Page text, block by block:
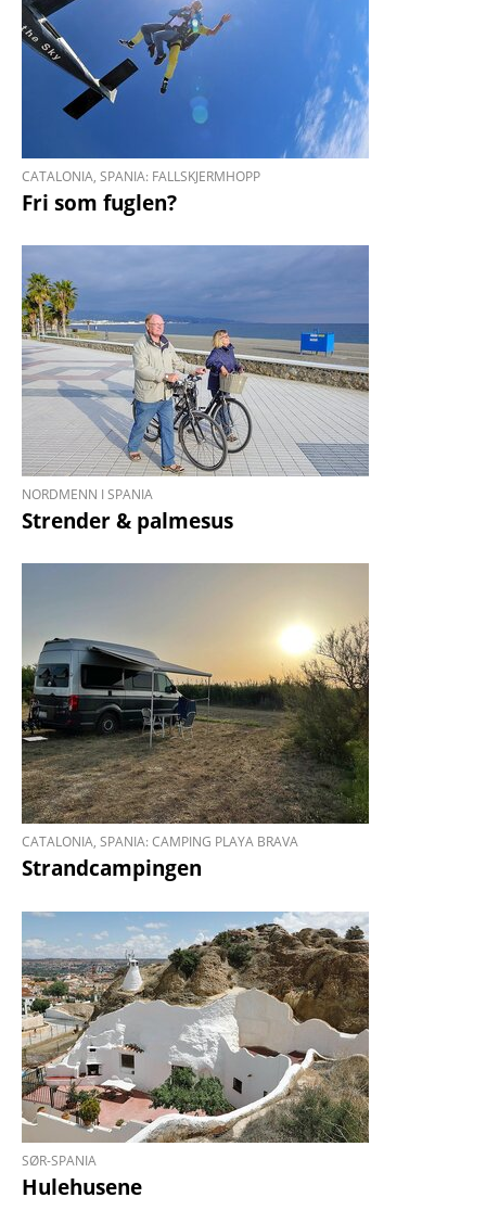
CATALONIA, SPANIA: FALLSKJERMHOPP
Fri som fuglen?
NORDMENN I SPANIA
Strender & palmesus
CATALONIA, SPANIA: CAMPING PLAYA BRAVA
Strandcampingen
SØR-SPANIA
Hulehusene